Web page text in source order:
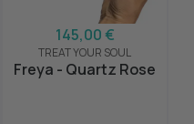
145,00 €
TREAT YOUR SOUL
Freya - Quartz Rose